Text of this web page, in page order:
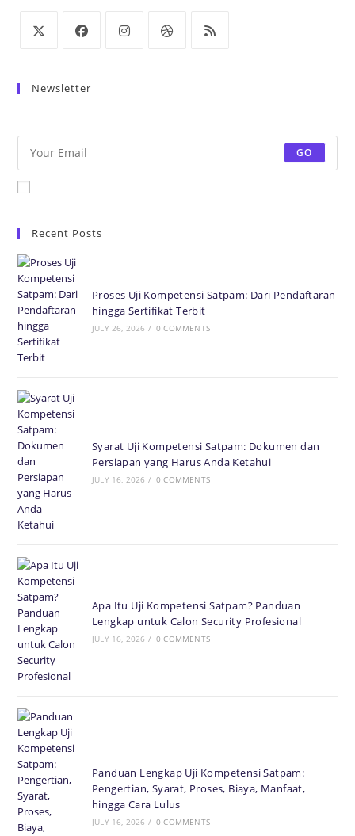
Newsletter
GO
Recent Posts
Proses Uji Kompetensi Satpam: Dari Pendaftaran
hingga Sertifikat Terbit
JULY 26, 2026 / 0 COMMENTS
Syarat Uji Kompetensi Satpam: Dokumen dan
Persiapan yang Harus Anda Ketahui
JULY 16, 2026 / 0 COMMENTS
Apa Itu Uji Kompetensi Satpam? Panduan
Lengkap untuk Calon Security Profesional
JULY 16, 2026 / 0 COMMENTS
Panduan Lengkap Uji Kompetensi Satpam:
Pengertian, Syarat, Proses, Biaya, Manfaat,
hingga Cara Lulus
JULY 16, 2026 / 0 COMMENTS